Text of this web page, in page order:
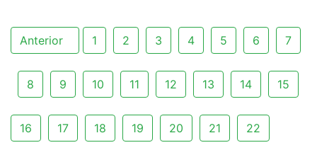
Anterior 1 2 3 4 5 6 7
8 9 10 11 12 13 14 15
16 17 18 19 20 21 22